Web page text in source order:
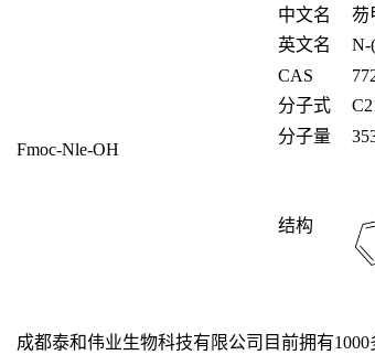
Fmoc-Nle-OH
中文名
芴
英文名
N-
CAS
分子式
C
分子量
结构
成都泰和伟业生物科技有限公司目前拥有